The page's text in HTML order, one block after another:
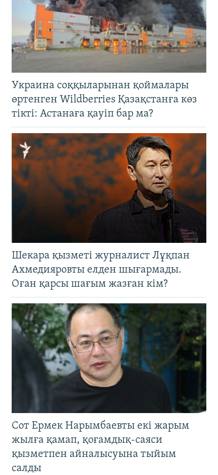
Украина соққыларынан қоймалары
өртенген Wildberries Қазақстанға көз
тікті: Астанаға қауіп бар ма?
Шекара қызметі журналист Лұқпан
Ахмедияровты елден шығармады.
Оған қарсы шағым жазған кім?
Сот Ермек Нарымбаевты екі жарым
жылға қамап, қоғамдық-саяси
қызметпен айналысуына тыйым
салды